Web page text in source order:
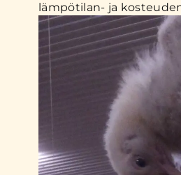
lämpötilan- ja